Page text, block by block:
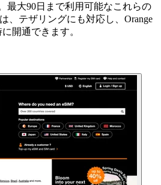
最大90日まで利用可能なこれらの
、テザリングにも対応し、Orange
開通できます。